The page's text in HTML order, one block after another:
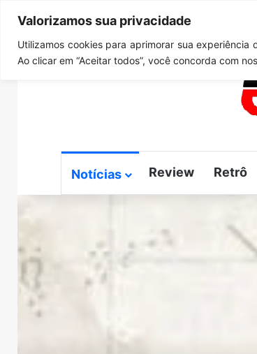
Valorizamos sua privacidade
Utilizamos cookies para aprimorar sua
Ao clicar em “Aceitar todos”, você concorda com
quinta-feira, agosto 6 2026
Notícias Review Retrô